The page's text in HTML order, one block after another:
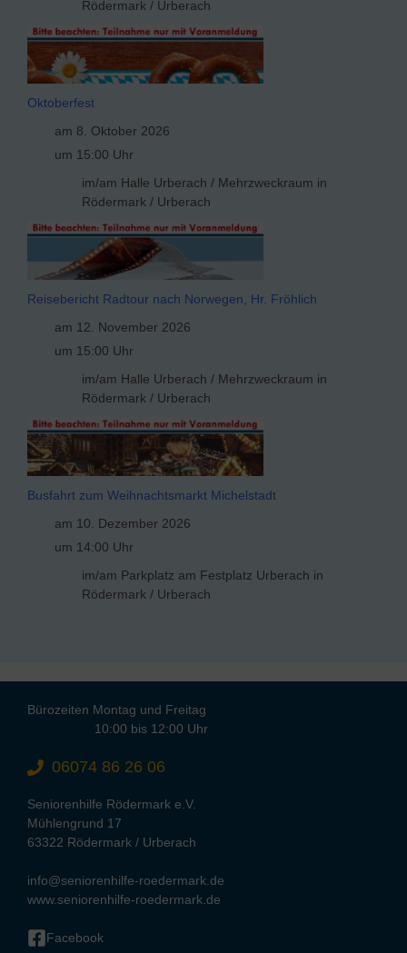
Rödermark / Urberach
Oktoberfest
am 8. Oktober 2026
um 15:00 Uhr
im/am Halle Urberach / Mehrzweckraum in
Rödermark / Urberach
Reisebericht Radtour nach Norwegen, Hr. Fröhlich
am 12. November 2026
um 15:00 Uhr
im/am Halle Urberach / Mehrzweckraum in
Rödermark / Urberach
Busfahrt zum Weihnachtsmarkt Michelstadt
am 10. Dezember 2026
um 14:00 Uhr
im/am Parkplatz am Festplatz Urberach in
Rödermark / Urberach
Bürozeiten Montag und Freitag
10:00 bis 12:00 Uhr
06074 86 26 06
Seniorenhilfe Rödermark e.V.
Mühlengrund 17
63322 Rödermark / Urberach
info@seniorenhilfe-roedermark.de
www.seniorenhilfe-roedermark.de
Facebook